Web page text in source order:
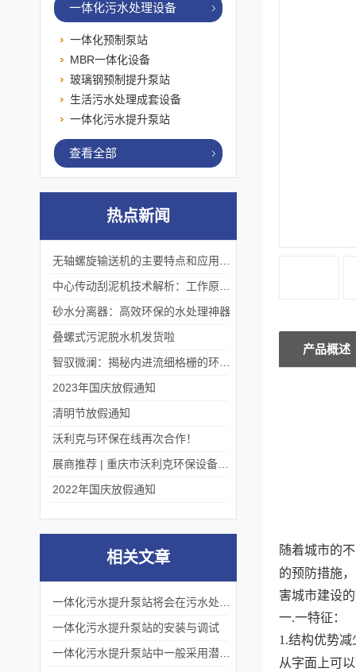
产品概述
随着城市的
的预防措施
害城市建设
一.一特征：
1.结构优势减
从字面上可
一体化污水处理设备
一体化预制泵站
MBR一体化设备
玻璃钢预制提升泵站
生活污水处理成套设备
一体化污水提升泵站
查看全部
热点新闻
砂水分离器：高效环保的水处理神器
叠螺式污泥脱水机发货啦
2023年国庆放假通知
清明节放假通知
沃利克与环保在线再次合作！
2022年国庆放假通知
相关文章
一体化污水提升泵站的安装与调试